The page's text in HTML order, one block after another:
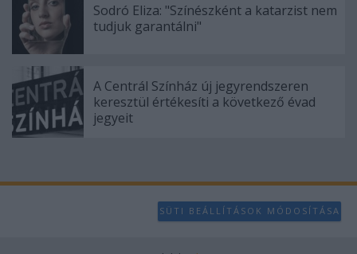
Sodró Eliza: "Színészként a katarzist nem
tudjuk garantálni"
A Centrál Színház új jegyrendszeren
keresztül értékesíti a következő évad
jegyeit
SÜTI BEÁLLÍTÁSOK MÓDOSÍTÁSA